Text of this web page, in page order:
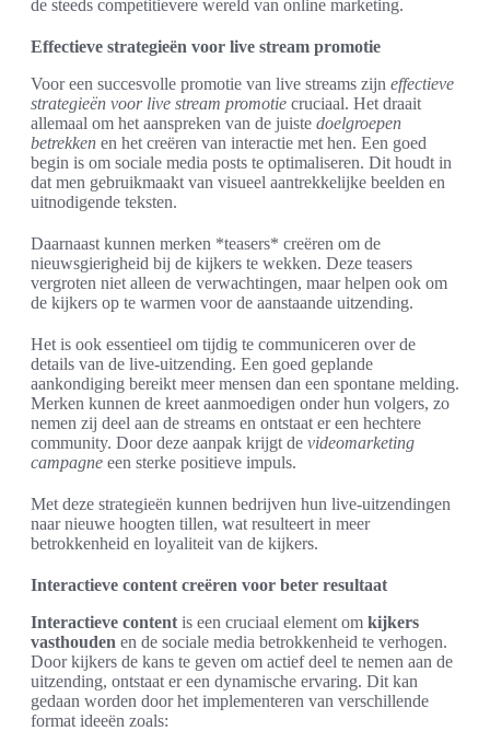
de steeds competitievere wereld van online marketing.
Effectieve strategieën voor live stream promotie
Voor een succesvolle promotie van live streams zijn effectieve
strategieën voor live stream promotie cruciaal. Het draait
allemaal om het aanspreken van de juiste doelgroepen
betrekken en het creëren van interactie met hen. Een goed
begin is om sociale media posts te optimaliseren. Dit houdt in
dat men gebruikmaakt van visueel aantrekkelijke beelden en
uitnodigende teksten.
Daarnaast kunnen merken *teasers* creëren om de
nieuwsgierigheid bij de kijkers te wekken. Deze teasers
vergroten niet alleen de verwachtingen, maar helpen ook om
de kijkers op te warmen voor de aanstaande uitzending.
Het is ook essentieel om tijdig te communiceren over de
details van de live-uitzending. Een goed geplande
aankondiging bereikt meer mensen dan een spontane melding.
Merken kunnen de kreet aanmoedigen onder hun volgers, zo
nemen zij deel aan de streams en ontstaat er een hechtere
community. Door deze aanpak krijgt de videomarketing
campagne een sterke positieve impuls.
Met deze strategieën kunnen bedrijven hun live-uitzendingen
naar nieuwe hoogten tillen, wat resulteert in meer
betrokkenheid en loyaliteit van de kijkers.
Interactieve content creëren voor beter resultaat
Interactieve content is een cruciaal element om kijkers
vasthouden en de sociale media betrokkenheid te verhogen.
Door kijkers de kans te geven om actief deel te nemen aan de
uitzending, ontstaat er een dynamische ervaring. Dit kan
gedaan worden door het implementeren van verschillende
format ideeën zoals: